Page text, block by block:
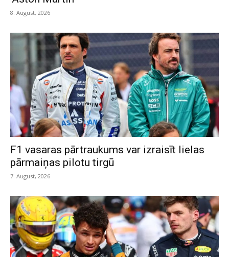
8. August, 2026
F1 vasaras pārtraukums var izraisīt lielas
pārmaiņas pilotu tirgū
7. August, 2026